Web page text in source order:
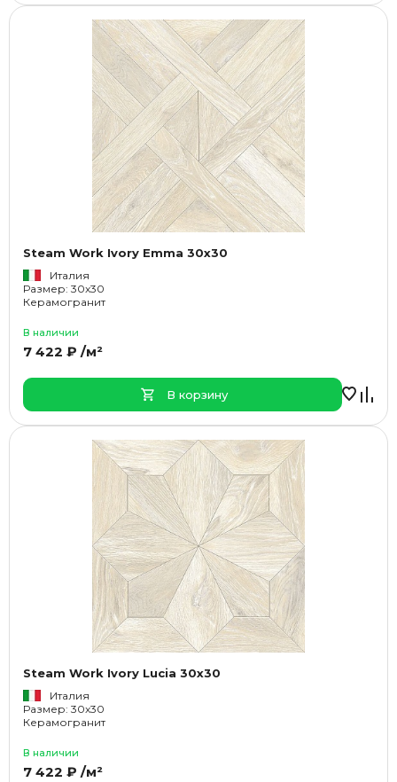
Steam Work Ivory Emma 30x30
Италия
Размер: 30x30
Керамогранит
В наличии
7 422 ₽ /м²
В корзину
Steam Work Ivory Lucia 30x30
Италия
Размер: 30x30
Керамогранит
В наличии
7 422 ₽ /м²